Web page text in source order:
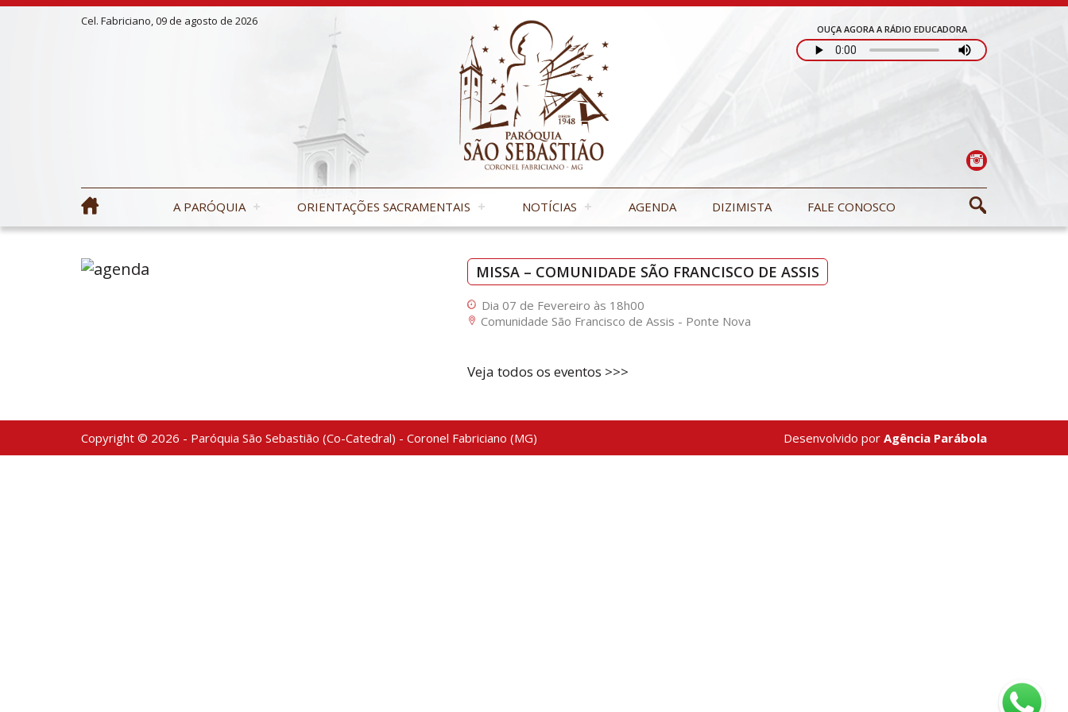
Cel. Fabriciano, 09 de agosto de 2026
OUÇA AGORA A RÁDIO EDUCADORA
A PARÓQUIA ORIENTAÇÕES SACRAMENTAIS NOTÍCIAS AGENDA DIZIMISTA FALE CONOSCO
MISSA – COMUNIDADE SÃO FRANCISCO DE ASSIS
Dia 07 de Fevereiro às 18h00
Comunidade São Francisco de Assis - Ponte Nova
Veja todos os eventos >>>
Copyright © 2026 - Paróquia São Sebastião (Co-Catedral) - Coronel Fabriciano (MG) Desenvolvido por Agência Parábola